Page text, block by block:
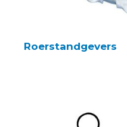
Roerstandgevers